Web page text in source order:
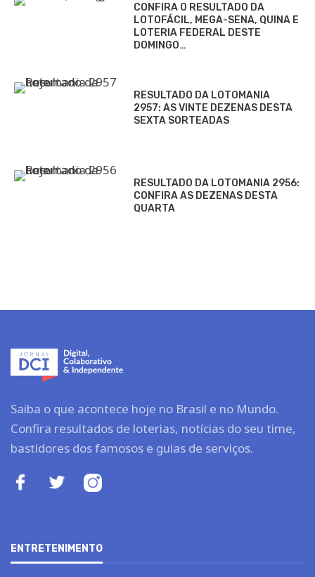
CONFIRA O RESULTADO DA
LOTOFÁCIL, MEGA-SENA, QUINA E
LOTERIA FEDERAL DESTE
DOMINGO…
RESULTADO DA LOTOMANIA
2957: AS VINTE DEZENAS DESTA
SEXTA SORTEADAS
RESULTADO DA LOTOMANIA 2956:
CONFIRA AS DEZENAS DESTA
QUARTA
Saiba o que acontece hoje no Brasil e no Mundo.
Confira resultados de loterias, notícias do seu time,
bastidores dos famosos e guias de serviços.
ENTRETENIMENTO